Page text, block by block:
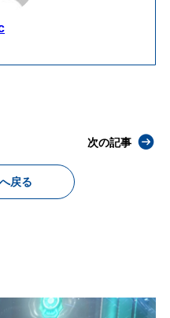
戻る
次の記事